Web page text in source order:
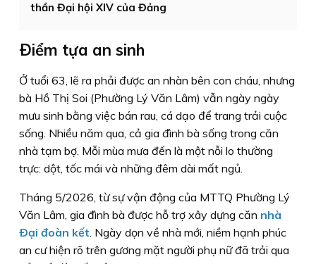
thần Đại hội XIV của Đảng
Ðiểm tựa an sinh
Ở tuổi 63, lẽ ra phải được an nhàn bên con cháu, nhưng
bà Hồ Thị Soi (Phường Lý Văn Lâm) vẫn ngày ngày
mưu sinh bằng việc bán rau, cá dạo để trang trải cuộc
sống. Nhiều năm qua, cả gia đình bà sống trong căn
nhà tạm bợ. Mỗi mùa mưa đến là một nỗi lo thường
trực: dột, tốc mái và những đêm dài mất ngủ.
Tháng 5/2026, từ sự vận động của MTTQ Phường Lý
Văn Lâm, gia đình bà được hỗ trợ xây dựng căn nhà
Ðại đoàn kết. Ngày dọn về nhà mới, niềm hạnh phúc
an cư hiện rõ trên gương mặt người phụ nữ đã trải qua